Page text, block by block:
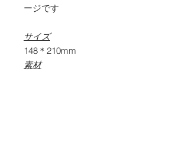
ージです
サイズ
148＊210mm
素材